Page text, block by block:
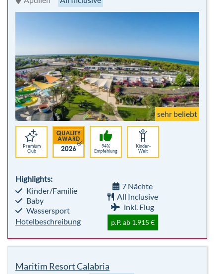
Premium
Club
94%
Empfehlung
Kinder-
Welt
Highlights:
Kinder/Familie
Baby
Wassersport
Hotelbeschreibung
7 Nächte
All Inclusive
inkl. Flug
p.P. ab 1.915 €
Maritim Resort Calabria
Italien, Kalabrien All Inclusive